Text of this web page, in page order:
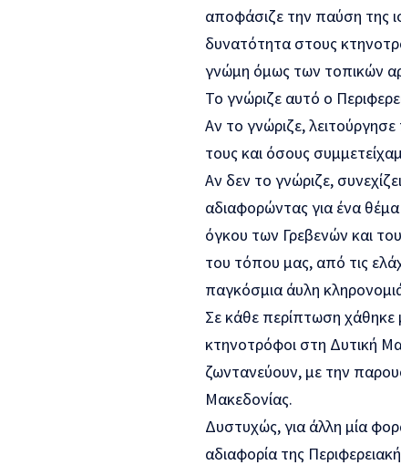
αποφάσιζε την παύση της
δυνατότητα στους
γνώμη όμως των τοπικών
Το γνώριζε αυτό ο
Αν το γνώριζε,
τους και όσους
Αν δεν το γνώριζε,
αδιαφορώντας για ένα
όγκου των Γρεβενών και
του τόπου μας, από τις
παγκόσμια άυλη
Σε κάθε περίπτωση χάθηκε
κτηνοτρόφοι στη Δυτική
ζωντανεύουν, με την
Μακεδονίας.
Δυστυχώς, για άλλη μία
αδιαφορία της